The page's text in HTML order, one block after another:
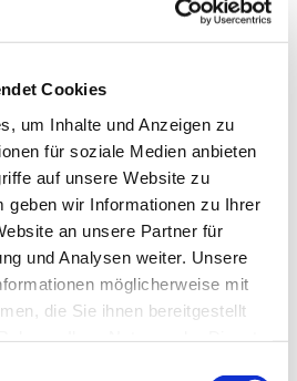
Cookies
um Inhalte und Anzeigen zu
für soziale Medien anbieten
auf unsere Website zu
geben wir Informationen zu Ihrer
an unsere Partner für
und Analysen weiter. Unsere
möglicherweise mit
die Sie ihnen bereitgestellt
in
schlagen wir mit der
„Christuskirche
eine Brücke zwischen
Konzerte, Lesungen,
u.v.m. finden in
statt. Darüber
zwei Jahre am
„Nacht der